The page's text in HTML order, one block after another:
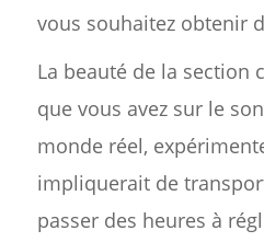
vous souhaitez obtenir
La beauté de la section
que vous avez sur le
monde réel,
impliquerait de
passer des heures à